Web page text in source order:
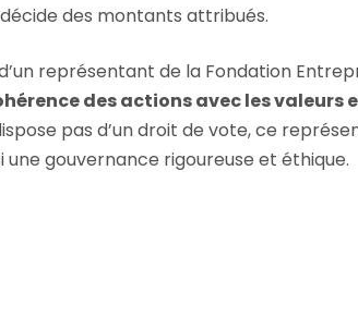
des montants attribués.
représentant de la Fondation
des actions avec les
pas d’un droit de vote, ce
une gouvernance rigoureuse et éthique.